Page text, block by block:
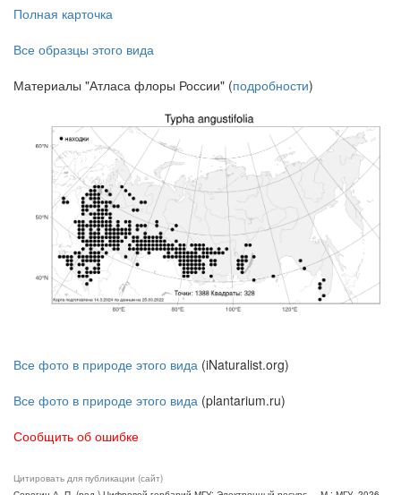
Полная карточка
Все образцы этого вида
Материалы "Атласа флоры России" (подробности)
Все фото в природе этого вида (iNaturalist.org)
Все фото в природе этого вида (plantarium.ru)
Сообщить об ошибке
Цитировать для публикации (сайт)